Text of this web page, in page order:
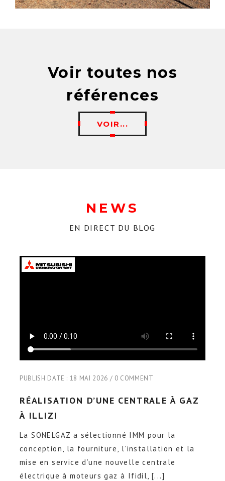
Voir toutes nos
références
VOIR...
NEWS
EN DIRECT DU BLOG
PUBLISH DATE : 18 MAI 2026 0 COMMENT
RÉALISATION D’UNE CENTRALE À GAZ
À ILLIZI
La SONELGAZ a sélectionné IMM pour la
conception, la fourniture, l’installation et la
mise en service d’une nouvelle centrale
électrique à moteurs gaz à Ifidil, [...]